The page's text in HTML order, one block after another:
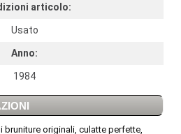
articolo:
Usato
Anno:
1984
originali, culatte perfette,